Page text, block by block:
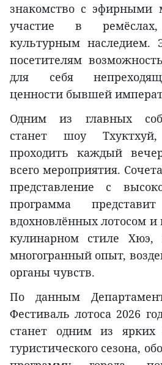
знакомство с эфирными
участие в
культурным наследием.
посетителям
для себя
ценности бывшей
Одним из главных
станет шоу
проходить каждый
всего мероприятия.
представление с
программа
вдохновлённых лотосом и
кулинарном стиле Хюэ,
многогранный опыт,
органы чувств.
По данным
Фестиваль лотоса 2026
станет одним из ярких
туристического сезона,